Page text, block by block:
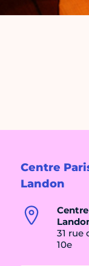
Centre
Landon
31 rue
10e